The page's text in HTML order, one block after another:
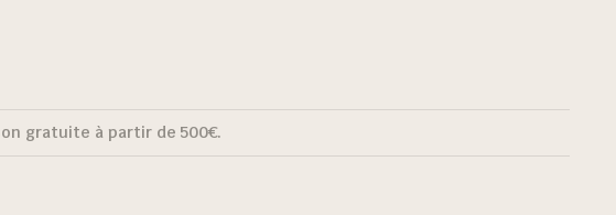
gratuite à partir de 500€.